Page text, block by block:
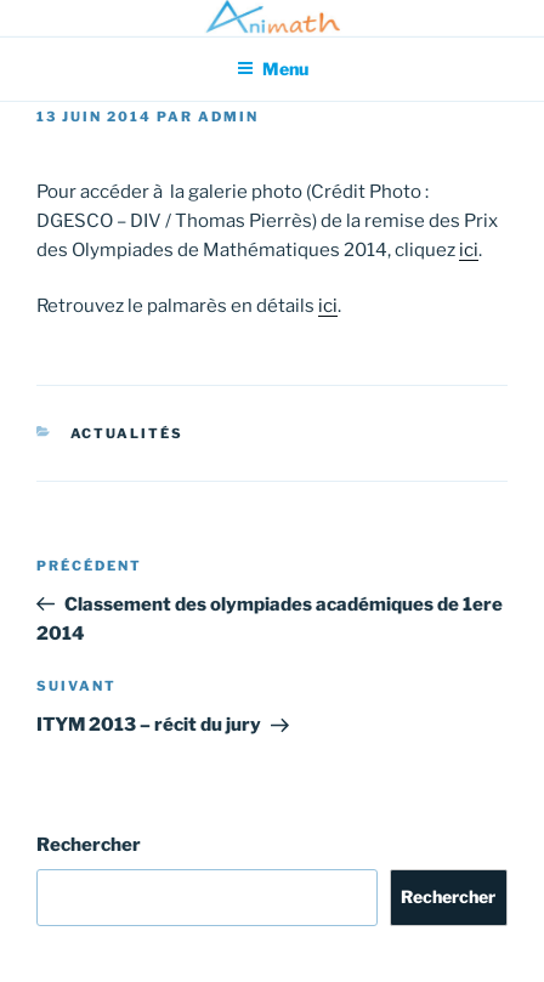
au
principal
Association pour l'Animation en Mathématiques
Menu
PUBLIÉ
13 JUIN 2014 PAR ADMIN
Pour accéder à la galerie photo (Crédit Photo :
DGESCO – DIV / Thomas Pierrès) de la remise des Prix
des Olympiades de Mathématiques 2014, cliquez ici.
Retrouvez le palmarès en détails ici.
CATÉGORIES
ACTUALITÉS
Navigation
l’article
Article
précédent
PRÉCÉDENT
Classement des olympiades académiques de 1ere
2014
Article
suivant
SUIVANT
ITYM 2013 – récit du jury
Rechercher
Rechercher